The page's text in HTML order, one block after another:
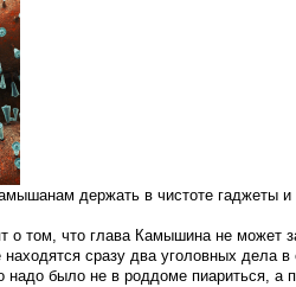
держать в чистоте гаджеты
о том, что глава Камышина не может
сразу два уголовных дела
было не в роддоме пиариться, а